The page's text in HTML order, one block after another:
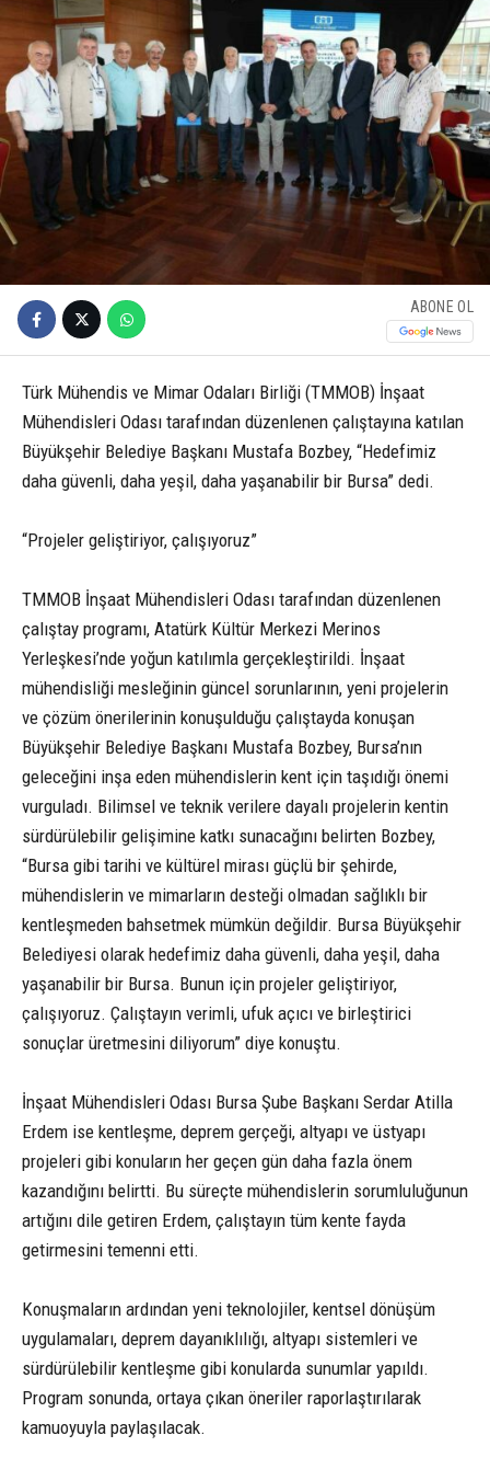
ABONE OL
Türk Mühendis ve Mimar Odaları Birliği (TMMOB) İnşaat
Mühendisleri Odası tarafından düzenlenen çalıştayına katılan
Büyükşehir Belediye Başkanı Mustafa Bozbey, “Hedefimiz
daha güvenli, daha yeşil, daha yaşanabilir bir Bursa” dedi.
“Projeler geliştiriyor, çalışıyoruz”
TMMOB İnşaat Mühendisleri Odası tarafından düzenlenen
çalıştay programı, Atatürk Kültür Merkezi Merinos
Yerleşkesi’nde yoğun katılımla gerçekleştirildi. İnşaat
mühendisliği mesleğinin güncel sorunlarının, yeni projelerin
ve çözüm önerilerinin konuşulduğu çalıştayda konuşan
Büyükşehir Belediye Başkanı Mustafa Bozbey, Bursa’nın
geleceğini inşa eden mühendislerin kent için taşıdığı önemi
vurguladı. Bilimsel ve teknik verilere dayalı projelerin kentin
sürdürülebilir gelişimine katkı sunacağını belirten Bozbey,
“Bursa gibi tarihi ve kültürel mirası güçlü bir şehirde,
mühendislerin ve mimarların desteği olmadan sağlıklı bir
kentleşmeden bahsetmek mümkün değildir. Bursa Büyükşehir
Belediyesi olarak hedefimiz daha güvenli, daha yeşil, daha
yaşanabilir bir Bursa. Bunun için projeler geliştiriyor,
çalışıyoruz. Çalıştayın verimli, ufuk açıcı ve birleştirici
sonuçlar üretmesini diliyorum” diye konuştu.
İnşaat Mühendisleri Odası Bursa Şube Başkanı Serdar Atilla
Erdem ise kentleşme, deprem gerçeği, altyapı ve üstyapı
projeleri gibi konuların her geçen gün daha fazla önem
kazandığını belirtti. Bu süreçte mühendislerin sorumluluğunun
artığını dile getiren Erdem, çalıştayın tüm kente fayda
getirmesini temenni etti.
Konuşmaların ardından yeni teknolojiler, kentsel dönüşüm
uygulamaları, deprem dayanıklılığı, altyapı sistemleri ve
sürdürülebilir kentleşme gibi konularda sunumlar yapıldı.
Program sonunda, ortaya çıkan öneriler raporlaştırılarak
kamuoyuyla paylaşılacak.